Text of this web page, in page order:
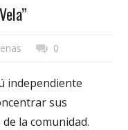
0
independiente
sus
la comunidad.